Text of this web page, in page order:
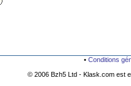
• Conditions
© 2006 Bzh5 Ltd - Klask.com est